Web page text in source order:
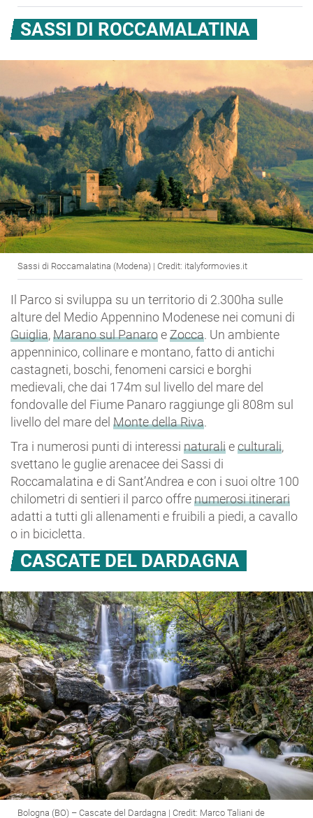
SASSI DI ROCCAMALATINA
Sassi di Roccamalatina (Modena) | Credit: italyformovies.it
Il Parco si sviluppa su un territorio di 2.300ha sulle
alture del Medio Appennino Modenese nei comuni di
Guiglia,Marano sul PanaroeZocca. Un ambiente
appenninico, collinare e montano, fatto di antichi
castagneti, boschi, fenomeni carsici e borghi
medievali, che dai 174m sul livello del mare del
fondovalle del Fiume Panaro raggiunge gli 808m sul
livello del mare del Monte della Riva.
Tra i numerosi punti di interessi naturalieculturali,
svettano le guglie arenacee dei Sassi di
Roccamalatina e di Sant’Andrea e con i suoi oltre 100
chilometri di sentieri il parco offrenumerosi itinerari
adatti a tutti gli allenamenti e fruibili a piedi, a cavallo
o in bicicletta.
CASCATE DEL DARDAGNA
Bologna (BO) – Cascate del Dardagna | Credit: Marco Taliani de